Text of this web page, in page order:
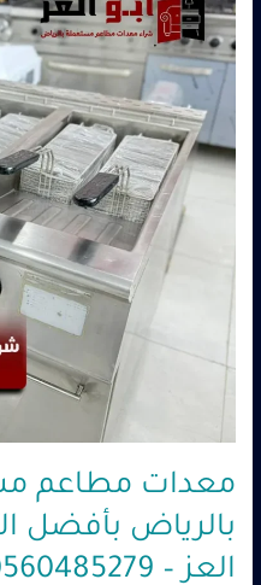
معدات مطاعم
بالرياض بأفضل
العز – 0560485279
مستعملة
للبيع
بالرياض
بأفضل
الأسعار
شركة
0560485279